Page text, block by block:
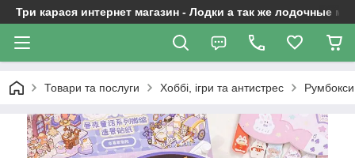
Три карася интернет магазин - Лодки а так же лодочные
Товари та послуги Хоббі, ігри та антистрес